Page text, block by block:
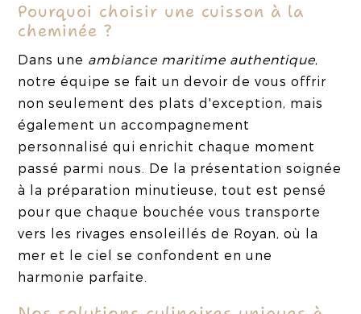
Pourquoi choisir une cuisson à la
cheminée ?
Dans une ambiance maritime authentique,
notre équipe se fait un devoir de vous offrir
non seulement des plats d'exception, mais
également un accompagnement
personnalisé qui enrichit chaque moment
passé parmi nous. De la présentation soignée
à la préparation minutieuse, tout est pensé
pour que chaque bouchée vous transporte
vers les rivages ensoleillés de Royan, où la
mer et le ciel se confondent en une
harmonie parfaite.